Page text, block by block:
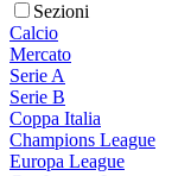
Sezioni
Calcio
Mercato
Serie A
Serie B
Coppa Italia
Champions League
Europa League